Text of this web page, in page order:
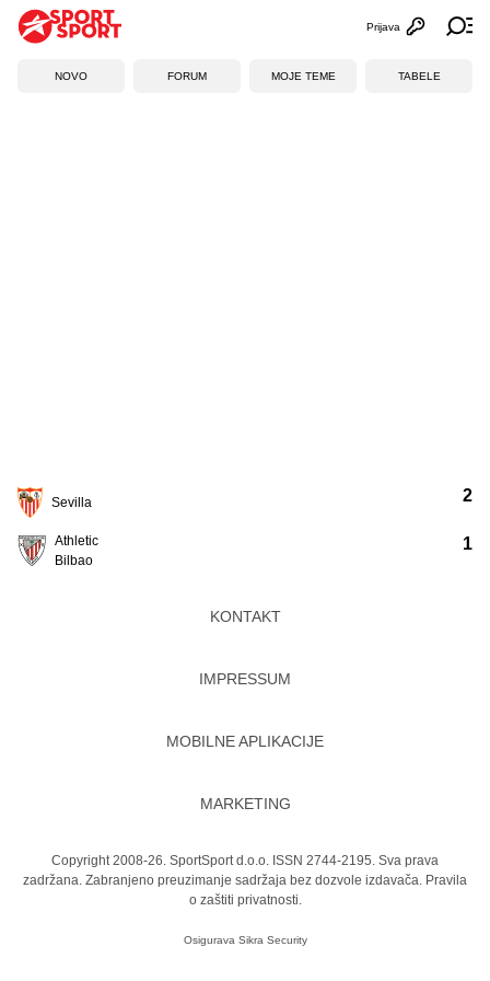
Otvori
Prijava
NOVO FORUM MOJE TEME TABELE
Sevilla
Athletic
Bilbao
2
1
KONTAKT
IMPRESSUM
MOBILNE APLIKACIJE
MARKETING
Copyright 2008-26. SportSport d.o.o. ISSN 2744-2195. Sva prava
zadržana. Zabranjeno preuzimanje sadržaja bez dozvole izdavača. Pravila
o zaštiti privatnosti.
Osigurava Sikra Security